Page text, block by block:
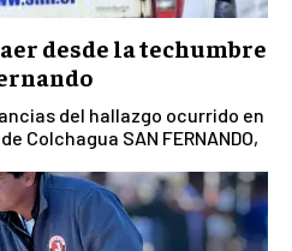
desde la techumbre
del hallazgo ocurrido en
Colchagua SAN FERNANDO,